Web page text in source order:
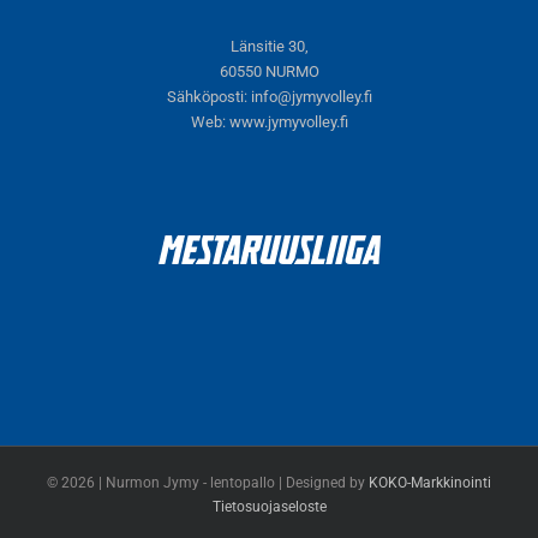
Länsitie 30,
60550 NURMO
Sähköposti: info@jymyvolley.fi
Web: www.jymyvolley.fi
© 2026 | Nurmon Jymy - lentopallo | Designed by KOKO-Markkinointi
Tietosuojaseloste